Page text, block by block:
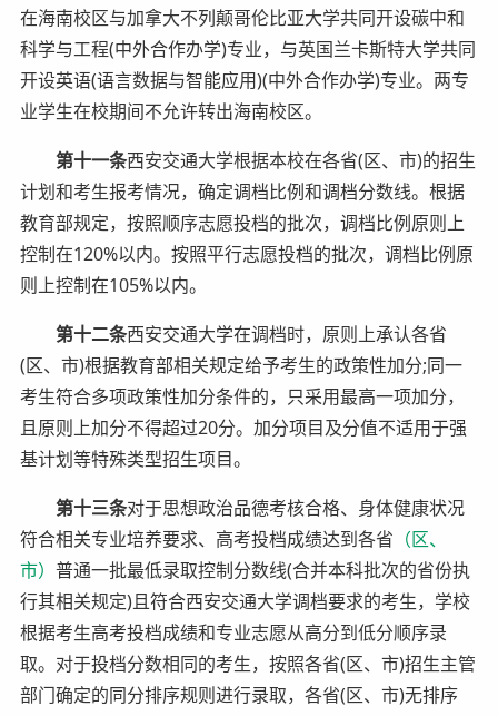
在海南校区与加拿大不列颠哥伦比亚大学共同开设碳中和
科学与工程(中外合作办学)专业，与英国兰卡斯特大学共同
开设英语(语言数据与智能应用)(中外合作办学)专业。两专
业学生在校期间不允许转出海南校区。
第十一条西安交通大学根据本校在各省(区、市)的招生
计划和考生报考情况，确定调档比例和调档分数线。根据
教育部规定，按照顺序志愿投档的批次，调档比例原则上
控制在120%以内。按照平行志愿投档的批次，调档比例原
则上控制在105%以内。
第十二条西安交通大学在调档时，原则上承认各省
(区、市)根据教育部相关规定给予考生的政策性加分;同一
考生符合多项政策性加分条件的，只采用最高一项加分，
且原则上加分不得超过20分。加分项目及分值不适用于强
基计划等特殊类型招生项目。
第十三条对于思想政治品德考核合格、身体健康状况
符合相关专业培养要求、高考投档成绩达到各省 （区、
市） 普通一批最低录取控制分数线(合并本科批次的省份执
行其相关规定)且符合西安交通大学调档要求的考生，学校
根据考生高考投档成绩和专业志愿从高分到低分顺序录
取。对于投档分数相同的考生，按照各省(区、市)招生主管
部门确定的同分排序规则进行录取，各省(区、市)无排序